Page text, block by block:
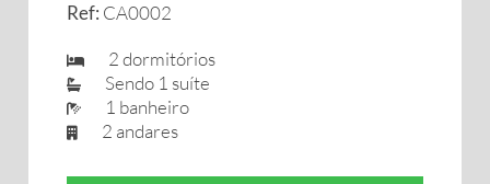
Ref: CA0002
2 dormitórios
Sendo 1 suíte
1 banheiro
2 andares